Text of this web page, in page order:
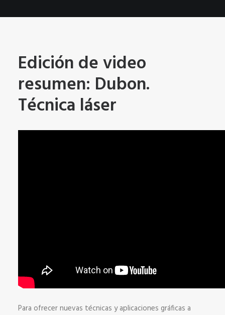
Edición de video
resumen: Dubon.
Técnica láser
Para ofrecer nuevas técnicas y aplicaciones gráficas a